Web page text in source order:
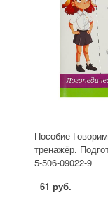
Пособие
тренажёр.
5-506-09022-9
61 руб.